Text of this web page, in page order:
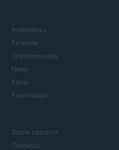
Inversiones
Finanzas
Criptomonedas
News
Fisco
Financiación
Sobre nosotros
Contacto